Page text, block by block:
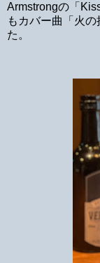
Armstrongの「
もカバー曲「火
た。